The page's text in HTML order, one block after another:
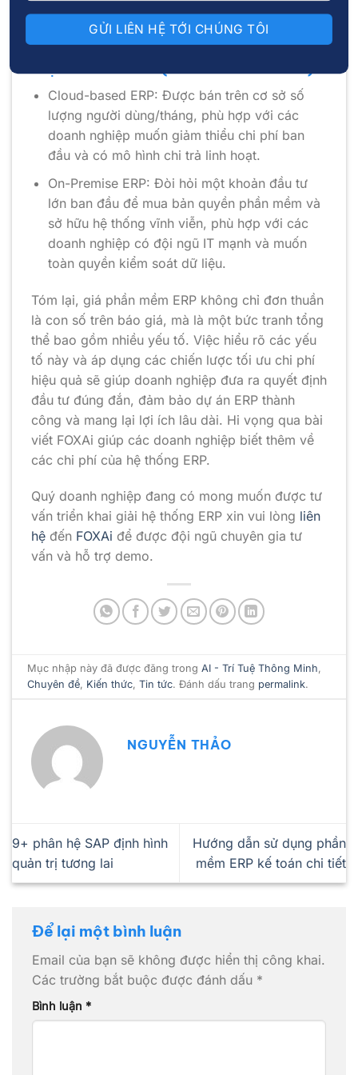
thuật thường được tính thêm, chiếm khoảng 1%
chi phí giấy phép.
Cloud-based ERP: Được bán trên cơ sở số
lượng người dùng/tháng, phù hợp với các
doanh nghiệp muốn giảm thiểu chi phí ban
đầu và có mô hình chi trả linh hoạt.
On-Premise ERP: Đòi hỏi một khoản đầu tư
lớn ban đầu để mua bản quyền phần mềm và
sở hữu hệ thống vĩnh viễn, phù hợp với các
doanh nghiệp có đội ngũ IT mạnh và muốn
toàn quyền kiểm soát dữ liệu.
Tóm lại, giá phần mềm ERP không chỉ đơn thuần
là con số trên báo giá, mà là một bức tranh tổng
thể bao gồm nhiều yếu tố. Việc hiểu rõ các yếu
tố này và áp dụng các chiến lược tối ưu chi phí
hiệu quả sẽ giúp doanh nghiệp đưa ra quyết định
đầu tư đúng đắn, đảm bảo dự án ERP thành
công và mang lại lợi ích lâu dài. Hi vọng qua bài
viết FOXAi giúp các doanh nghiệp biết thêm về
các chi phí của hệ thống ERP.
Quý doanh nghiệp đang có mong muốn được tư
vấn triển khai giải hệ thống ERP xin vui lòng liên
hệ đến FOXAi để được đội ngũ chuyên gia tư
vấn và hỗ trợ demo.
Mục nhập này đã được đăng trongAI - Trí Tuệ Thông Minh,
Chuyên đề, Kiến thức,Tin tức. Đánh dấu trang permalink.
NGUYỄN THẢO
9+ phân hệ SAP định hình
quản trị tương lai
Hướng dẫn sử dụng phần
mềm ERP kế toán chi tiết
Để lại một bình luận
Email của bạn sẽ không được hiển thị công khai.
Các trường bắt buộc được đánh dấu *
Bình luận *